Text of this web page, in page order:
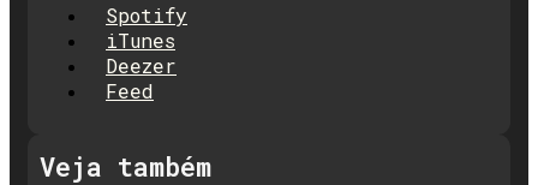
Spotify
iTunes
Deezer
Feed
Veja também